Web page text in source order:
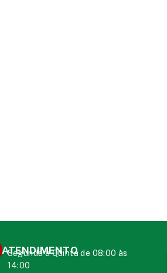
ATENDIMENTO
Segunda à Quinta de 08:00 às
14:00